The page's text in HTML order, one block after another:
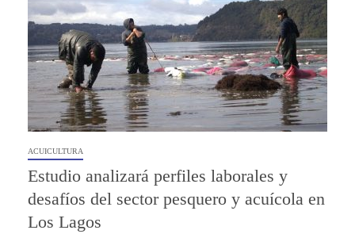
ACUICULTURA
Estudio analizará perfiles laborales y
desafíos del sector pesquero y acuícola en
Los Lagos